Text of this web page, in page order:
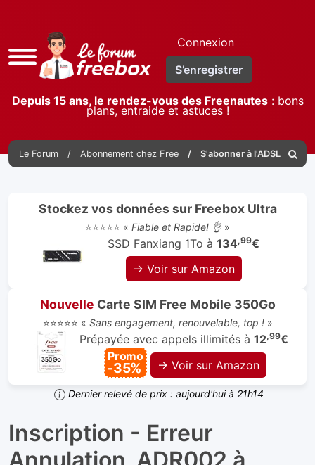
Accès
rapide
Connexion
S’enregistrer
Depuis 15 ans, le rendez-vous des Freenautes: bons
plans, entraide et astuces !
Le Forum Abonnement chez Free S'abonner à l'ADSL
Stockez vos données sur Freebox Ultra
⭐⭐⭐⭐⭐ « Fiable et Rapide! 👌»
SSD Fanxiang 1To à 134,99€
→ Voir sur Amazon
Nouvelle Carte SIM Free Mobile 350Go
⭐⭐⭐⭐⭐ « Sans engagement, renouvelable, top !»
Prépayée avec appels illimités à 12,99€
Promo
-35% → Voir sur Amazon
Dernier relevé de prix : aujourd'hui à 21h14
Inscription - Erreur
Annulation_ADR002 à